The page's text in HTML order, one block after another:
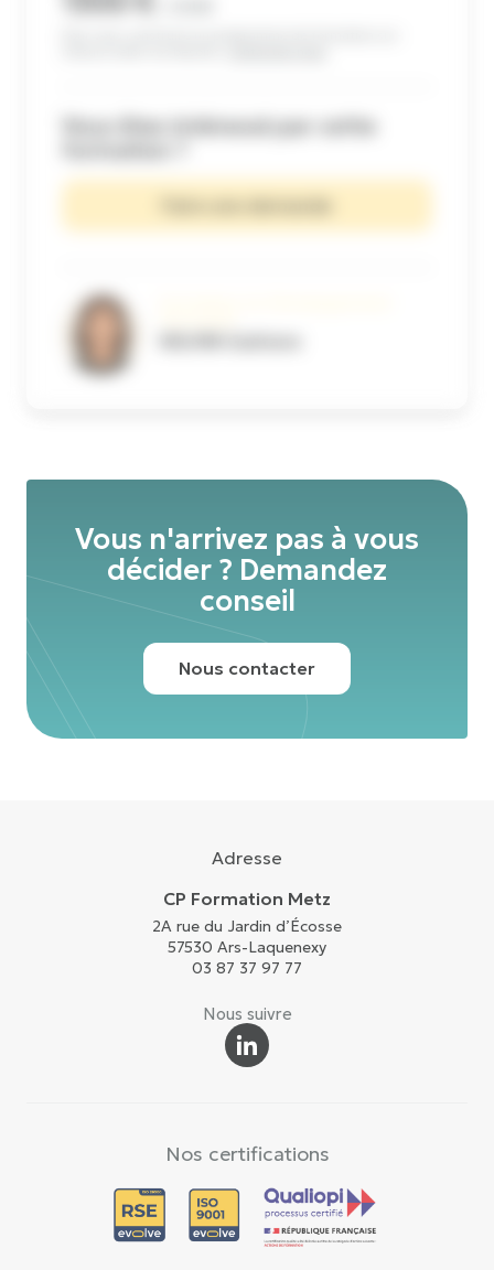
Vous êtes intéressé par cette
Vous n'arrivez pas à vous
décider ? Demandez
conseil
Nous contacter
Nos certifications
Adresse
CP Formation Metz
2A rue du Jardin d’Écosse
57530 Ars-Laquenexy
03 87 37 97 77
Nous suivre